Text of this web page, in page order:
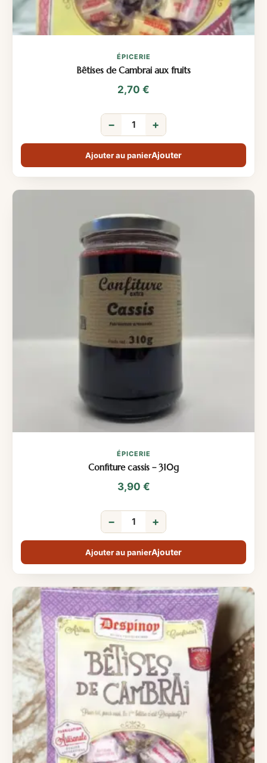
ÉPICERIE
Bêtises de Cambrai aux fruits
2,70 €
− +
Ajouter au panier
ÉPICERIE
Confiture cassis – 310g
3,90 €
− +
Ajouter au panier